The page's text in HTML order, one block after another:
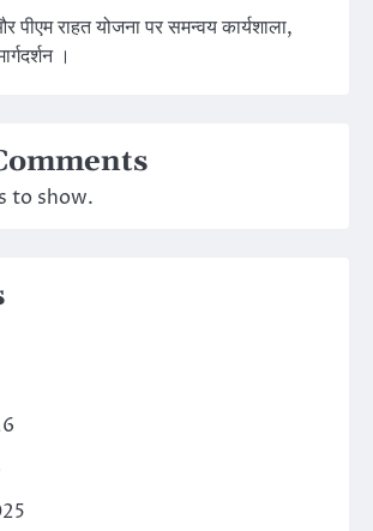
राहत योजना पर समन्वय कार्यशाला,
।
to show.